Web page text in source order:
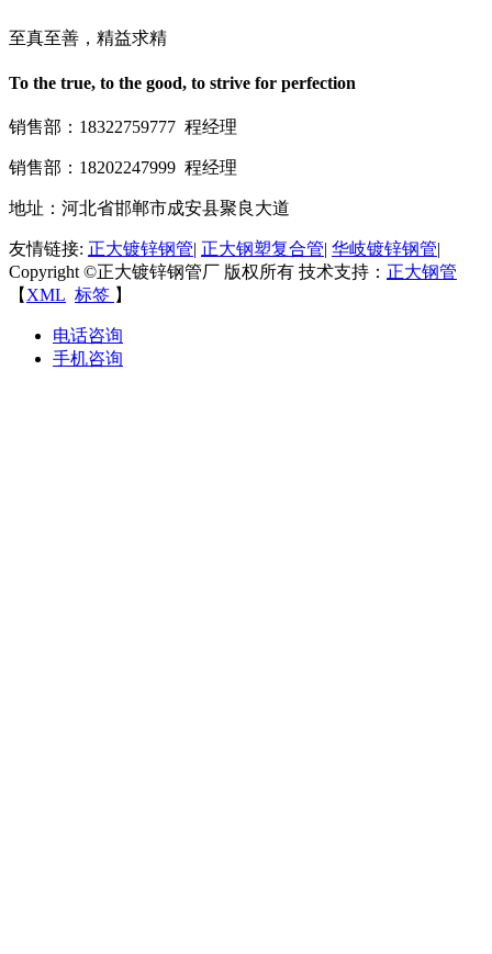
至真至善，精益求精
To the true, to the good, to strive for perfection
销售部：18322759777 程经理
销售部 ：18202247999 程经理
地址：河北省邯郸市成安县聚良大道
友情链接: 正大镀锌钢管| 正大钢塑复合管| 华岐镀锌钢管|
Copyright ©正大镀锌钢管厂 版权所有 技术支持： 正大钢管
【XML 标签 】
电话咨询
手机咨询